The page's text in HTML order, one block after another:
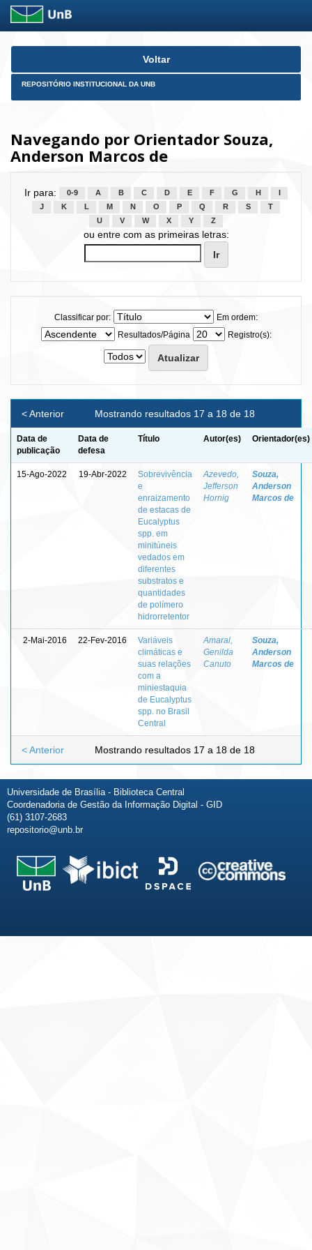
Skip
Voltar
REPOSITÓRIO INSTITUCIONAL DA UNB
Navegando por Orientador Souza,
Anderson Marcos de
Ir para: 0-9 A B C D E F G H
J
K L M N O P Q R S
T
U
V W X Y Z
ou entre com as primeiras letras:
Classificar por:
Em ordem:
Resultados/Página
Registro(s):
Mostrando resultados 17 a 18 de 18
< Anterior
Data de
publicação
Data de
defesa
Título Autor(es) Orientador(es)
15-Ago-2022 19-Abr-2022
Sobrevivência
e
enraizamento
de estacas de
Eucalyptus
spp. em
minitúneis
vedados em
diferentes
substratos e
quantidades
de polímero
hidrorretentor
Azevedo,
Jefferson
Hornig
Souza,
Anderson
Marcos de
2-Mai-2016 22-Fev-2016
Variáveis
climáticas e
suas relações
com a
miniestaquia
de Eucalyptus
spp. no Brasil
Central
Amaral,
Genilda
Canuto
Souza,
Anderson
Marcos de
Mostrando resultados 17 a 18 de 18
< Anterior
Universidade de Brasília - Biblioteca Central
Coordenadoria de Gestão da Informação Digital - GID
(61) 3107-2683
repositorio@unb.br